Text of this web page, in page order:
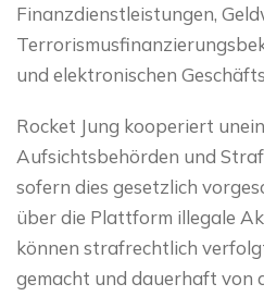
Finanzdienstleistungen,
und elektronischen
Rocket Jung kooperiert
Aufsichtsbehörden und
sofern dies gesetzlich
über die Plattform illegale
können strafrechtlich
gemacht und dauerhaft von